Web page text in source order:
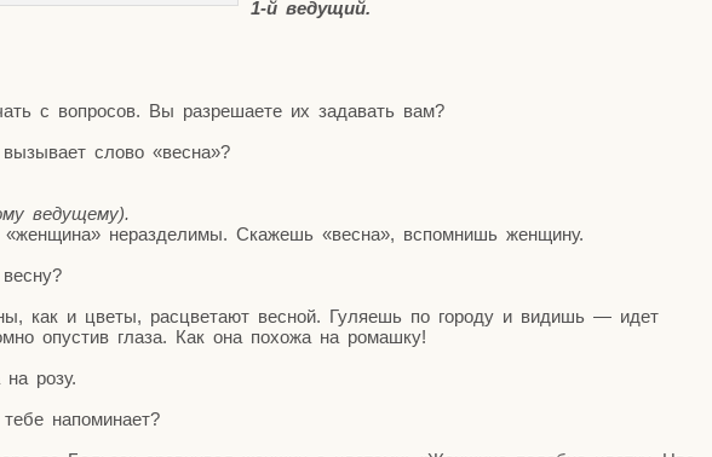
1‑й веду­щий.
с вопро­сов. Вы раз­ре­ша­е­те их зада­вать вам?
сло­во «вес­на»?
ведущему).
нераз­де­ли­мы. Ска­жешь «вес­на», вспом­нишь женщину.
как и цве­ты, рас­цве­та­ют вес­ной. Гуля­ешь по горо­ду и видишь — идет
опу­стив гла­за. Как она похо­жа на ромашку!
розу.
напоминает?